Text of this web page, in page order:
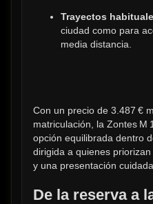
Trayectos
ciudad como para
media distancia.
Con un precio de 3.487 €
matriculación, la Zontes M
opción equilibrada dentro
dirigida a quienes
y una presentación
De la reserva a